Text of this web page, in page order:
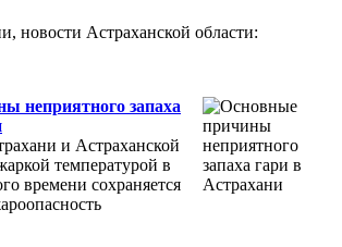
новости Астраханской области:
неприятного запаха
и Астраханской
температурой в
времени сохраняется